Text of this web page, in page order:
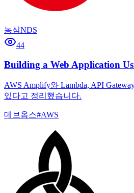
농심NDS
44
Building a Web Application
AWS Amplify와 Lambda, API
있다고 정리했습니다.
데브옵스#AWS